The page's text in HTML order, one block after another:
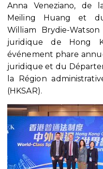
Anna Veneziano, de
Meiling Huang et
William Brydie-
juridique de Hong
événement phare
juridique et du
la Région
(HKSAR).